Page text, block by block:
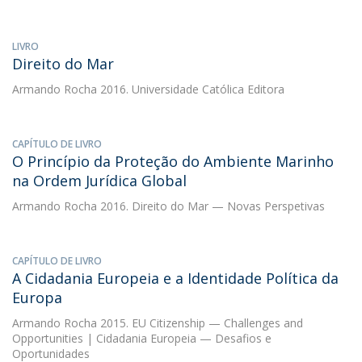
LIVRO
Direito do Mar
Armando Rocha 2016. Universidade Católica Editora
CAPÍTULO DE LIVRO
O Princípio da Proteção do Ambiente Marinho
na Ordem Jurídica Global
Armando Rocha 2016. Direito do Mar — Novas Perspetivas
CAPÍTULO DE LIVRO
A Cidadania Europeia e a Identidade Política da
Europa
Armando Rocha 2015. EU Citizenship — Challenges and
Opportunities | Cidadania Europeia — Desafios e
Oportunidades